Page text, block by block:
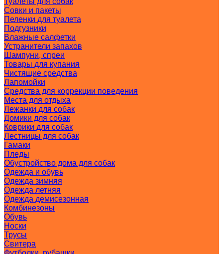
Совки и пакеты
Пеленки для туалета
Подгузники
Влажные салфетки
Устранители запахов
Шампуни, спреи
Товары для купания
Чистящие средства
Лапомойки
Средства для коррекции поведения
Места для отдыха
Лежанки для собак
Домики для собак
Коврики для собак
Лестницы для собак
Гамаки
Пледы
Обустройство дома для собак
Одежда и обувь
Одежда зимняя
Одежда летняя
Одежда демисезонная
Комбинезоны
Обувь
Носки
Трусы
Свитера